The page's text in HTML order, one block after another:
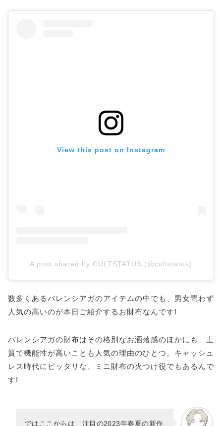
View this post on Instagram
A post shared by CULTSTATUS (@cultstatus)
数多くあるバレンシアガのアイテムの中でも、男女問わず
人気の高いのが本日ご紹介するお財布なんです!
バレンシアガの財布はその格別なお洒落感のほかにも、上
質で機能性が高いことも人気の理由のひとつ。キャッシュ
レス時代にピッタリな、ミニ財布の火つけ役でもあるんで
す!
ではここからは、注目の2023年春夏の新作